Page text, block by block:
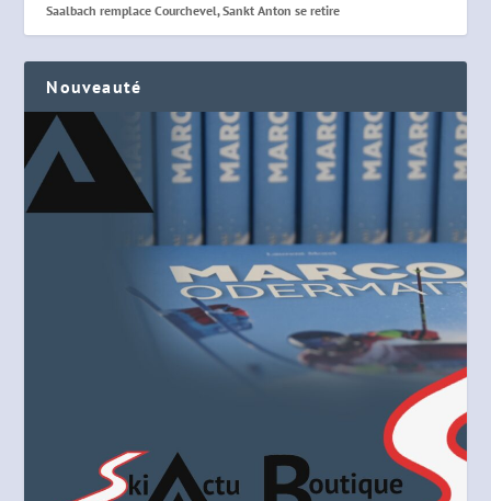
Saalbach remplace Courchevel, Sankt Anton se retire
Nouveauté